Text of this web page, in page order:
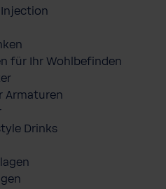
Injection
für Ihr Wohlbefinden
Armaturen
Drinks